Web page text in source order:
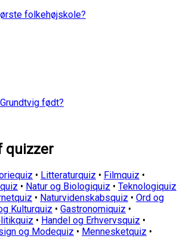
folkehøjskole?
født?
quizzer
• Litteraturquiz • Filmquiz •
• Natur og Biologiquiz • Teknologiquiz
• Naturvidenskabsquiz • Ord og
Kulturquiz • Gastronomiquiz •
• Handel og Erhvervsquiz •
og Modequiz • Mennesketquiz •